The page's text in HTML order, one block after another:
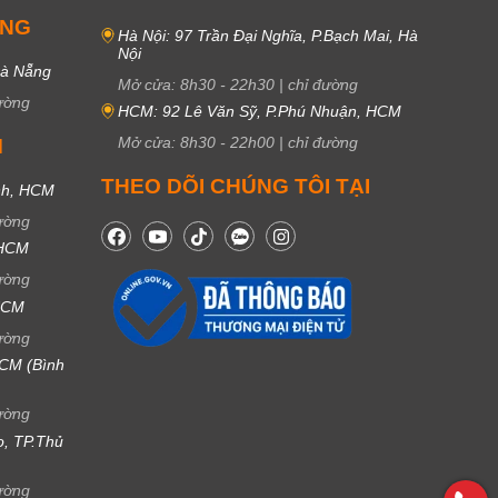
Nẵng
HCM
(Bình
TP.Thủ
Hà Nội: 97 Trần Đại Nghĩa, P.Bạch Mai, Hà
Nội
Mở cửa: 8h30 - 22h30 | chỉ đường
HCM: 92 Lê Văn Sỹ, P.Phú Nhuận, HCM
Mở cửa: 8h30 - 22h00 | chỉ đường
THEO DÕI CHÚNG TÔI TẠI